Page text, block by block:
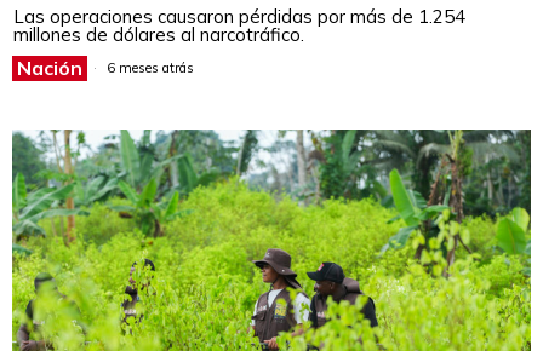
Las operaciones causaron pérdidas por más de 1.254
millones de dólares al narcotráfico.
Nación 6 meses atrás